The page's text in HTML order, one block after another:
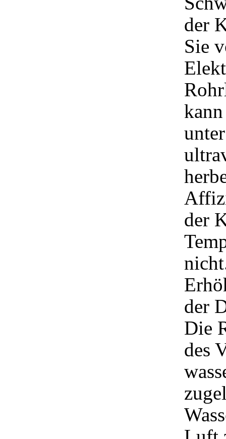
der
Sie
der
der
Die
des